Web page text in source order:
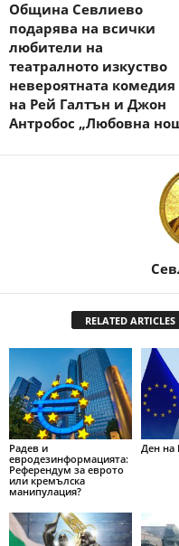
Община Севлиево
подарява на всички
любители на
театралното изкуство
невероятната комедия
на Рей Галтън и Джон
Антробос „Любовна
RELATED ARTICLES
Радев и
евродезинформацията:
Референдум за еврото
или кремълска
манипулация?
Ден на